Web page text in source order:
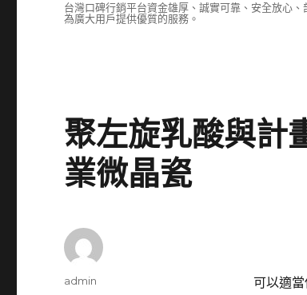
台灣口碑行銷平台資金雄厚、誠實可靠、安全放心
為廣大用戶提供優質的服務。
聚左旋乳酸與計
業微晶瓷
可以適
作
admin